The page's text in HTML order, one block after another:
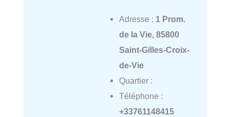
Adresse : 1 Prom.
de la Vie, 85800
Saint-Gilles-Croix-
de-Vie
Quartier :
Téléphone :
+33761148415